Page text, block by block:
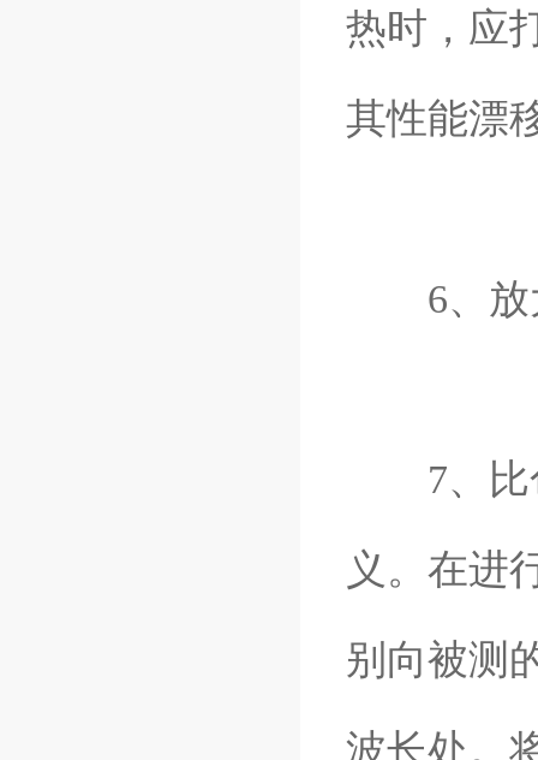
热时，应
其性能漂
6、放大
7、比色
义。在进
别向被测
波长处。